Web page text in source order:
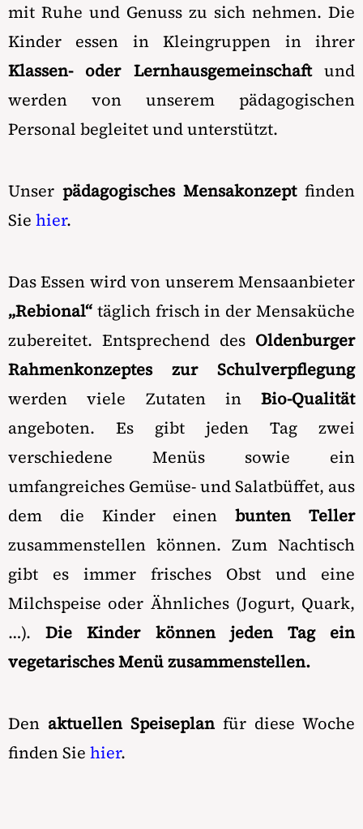
mit Ruhe und Genuss zu sich nehmen. Die
Kinder essen in Kleingruppen in ihrer
Klassen- oder Lernhausgemeinschaftund
werden von unserem pädagogischen
Personal begleitet und unterstützt.
Unser pädagogisches Mensakonzeptfinden
Sie hier.
Das Essen wird von unserem Mensaanbieter
„Rebional“ täglich frisch in der Mensaküche
zubereitet. Entsprechend des Oldenburger
Rahmenkonzeptes
zur Schulverpflegung
werden viele Zutaten in Bio-Qualität
angeboten. Es gibt jeden Tag zwei
verschiedene Menüs sowie ein
umfangreiches Gemüse- und Salatbüffet, aus
dem die Kinder einenbunten Teller
zusammenstellen können. Zum Nachtisch
gibt es immer frisches Obst und eine
Milchspeise oder Ähnliches (Jogurt, Quark,
…).Die Kinder können jeden Tag ein
vegetarisches Menü zusammenstellen.
Den aktuellen Speiseplanfür diese Woche
finden Sie hier.